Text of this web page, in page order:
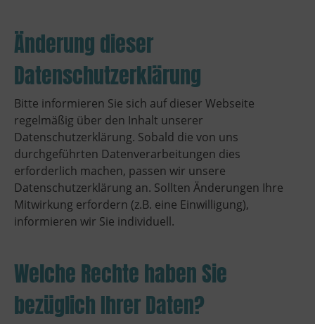
Änderung dieser
Datenschutzerklärung
Bitte informieren Sie sich auf dieser Webseite
regelmäßig über den Inhalt unserer
Datenschutzerklärung. Sobald die von uns
durchgeführten Datenverarbeitungen dies
erforderlich machen, passen wir unsere
Datenschutzerklärung an. Sollten Änderungen Ihre
Mitwirkung erfordern (z.B. eine Einwilligung),
informieren wir Sie individuell.
Welche Rechte haben Sie
bezüglich Ihrer Daten?